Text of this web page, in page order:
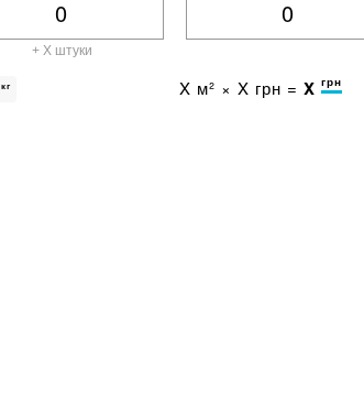
+ X штуки
кг X м² × X грн = X грн